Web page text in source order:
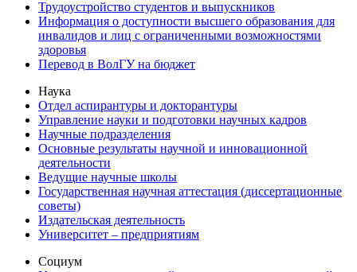
Трудоустройство студентов и выпускников
Информация о доступности высшего образования для
инвалидов и лиц с ограниченными возможностями
здоровья
Перевод в ВолГУ на бюджет
Наука
Отдел аспирантуры и докторантуры
Управление науки и подготовки научных кадров
Научные подразделения
Основные результаты научной и инновационной
деятельности
Ведущие научные школы
Государственная научная аттестация (диссертационные
советы)
Издательская деятельность
Университет – предприятиям
Социум